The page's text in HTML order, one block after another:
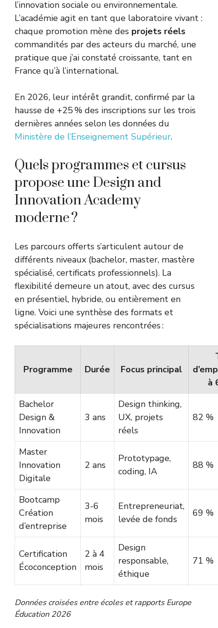
l’innovation sociale ou environnementale.
L’académie agit en tant que laboratoire vivant :
chaque promotion mène des projets réels
commandités par des acteurs du marché, une
pratique que j’ai constaté croissante, tant en
France qu’à l’international.
En 2026, leur intérêt grandit, confirmé par la
hausse de +25 % des inscriptions sur les trois
dernières années selon les données du
Ministère de l’Enseignement Supérieur.
Quels programmes et cursus
propose une Design and
Innovation Academy
moderne ?
Les parcours offerts s’articulent autour de
différents niveaux (bachelor, master, mastère
spécialisé, certificats professionnels). La
flexibilité demeure un atout, avec des cursus
en présentiel, hybride, ou entièrement en
ligne. Voici une synthèse des formats et
spécialisations majeures rencontrées :
Programme Durée Focus principal
à
Bachelor
Design &
Innovation
3 ans
Design thinking,
UX, projets
réels
82 %
Master
Innovation
Digitale
2 ans
Prototypage,
coding, IA
88 %
Bootcamp
Création
d’entreprise
3-6
mois
Entrepreneuriat,
levée de fonds
69 %
Certification
Écoconception
2 à 4
mois
Design
responsable,
éthique
71 %
Données croisées entre écoles et rapports Europe
Éducation 2026